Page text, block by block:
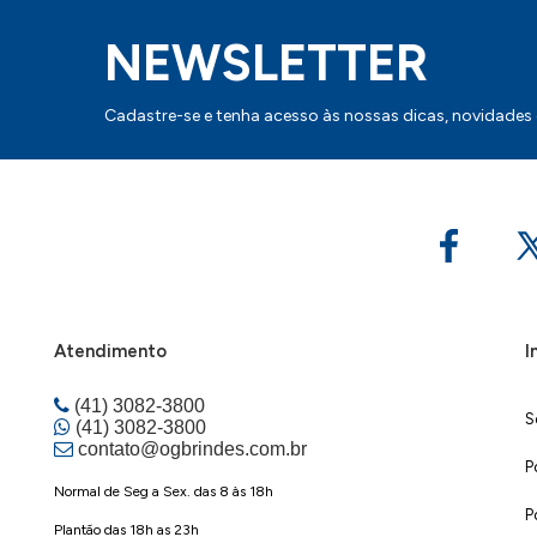
NEWSLETTER
Cadastre-se e tenha acesso às nossas dicas,
Atendimento
(41) 3082-3800
(41) 3082-3800
contato@ogbrindes.com.br
Normal de Seg a Sex. das 8 às 18h
Plantão das 18h as 23h